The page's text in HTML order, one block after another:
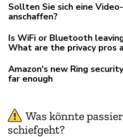
Sollten Sie sich eine
anschaffen?
Is WiFi or Bluetooth
What are the privacy pros
Amazon's new Ring
far enough
Was könnte
schiefgeht?